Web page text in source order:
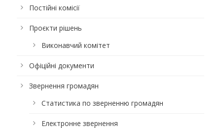
Постійні комісії
Проєкти рішень
Виконавчий комітет
Офіційні документи
Звернення громадян
Статистика по зверненню громадян
Електронне звернення